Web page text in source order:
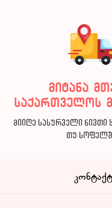
მიტანა
საქართველოს
მიიღე სასურველი ნივთი
თუ